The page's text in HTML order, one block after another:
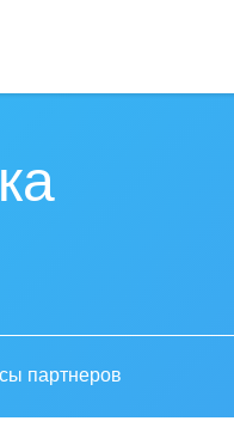
партнеров